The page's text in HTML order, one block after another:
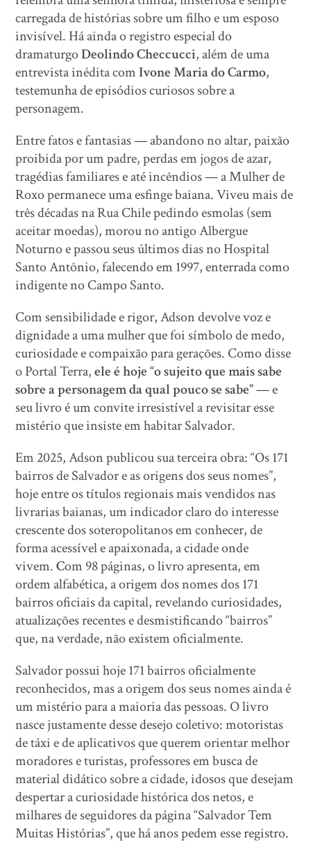
carregada de histórias sobre um filho e um esposo
invisível. Há ainda o registro especial do
dramaturgoDeolindo Checcucci, além de uma
entrevista inédita comIvone Maria do Carmo,
testemunha de episódios curiosos sobre a
personagem.
Entre fatos e fantasias — abandono no altar, paixão
proibida por um padre, perdas em jogos de azar,
tragédias familiares e até incêndios — a Mulher de
Roxo permanece uma esfinge baiana. Viveu mais de
três décadas na Rua Chile pedindo esmolas (sem
aceitar moedas), morou no antigo Albergue
Noturno e passou seus últimos dias no Hospital
Santo Antônio, falecendo em 1997, enterrada como
indigente no Campo Santo.
Com sensibilidade e rigor, Adson devolve voz e
dignidade a uma mulher que foi símbolo de medo,
curiosidade e compaixão para gerações. Como disse
o Portal Terra,ele é hoje “o sujeito que mais sabe
sobre a personagem da qual pouco se sabe”— e
seu livro é um convite irresistível a revisitar esse
mistério que insiste em habitar Salvador.
Em 2025, Adson publicou sua terceira obra: “Os 171
bairros de Salvador e as origens dos seus nomes”,
hoje entre os títulos regionais mais vendidos nas
livrarias baianas, um indicador claro do interesse
crescente dos soteropolitanos em conhecer, de
forma acessível e apaixonada, a cidade onde
vivem.Com 98 páginas, o livro apresenta, em
ordem alfabética, a origem dos nomes dos 171
bairros oficiais da capital, revelando curiosidades,
atualizações recentes e desmistificando “bairros”
que, na verdade, não existem oficialmente.
Salvador possui hoje 171 bairros oficialmente
reconhecidos, mas a origem dos seus nomes ainda é
um mistério para a maioria das pessoas. O livro
nasce justamente desse desejo coletivo: motoristas
de táxi e de aplicativos que querem orientar melhor
moradores e turistas, professores em busca de
material didático sobre a cidade, idosos que desejam
despertar a curiosidade histórica dos netos, e
milhares de seguidores da página “Salvador Tem
Muitas Histórias”, que há anos pedem esse registro.